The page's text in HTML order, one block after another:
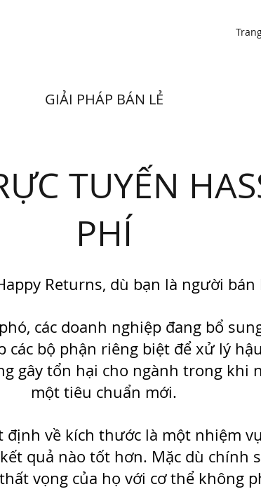
GIẢI PHÁP BÁN LẺ
TUYẾN
PHÍ
Returns, dù bạn là người
các doanh nghiệp đang bổ
các bộ phận riêng biệt để xử lý
gây tổn hại cho ngành trong khi
một tiêu chuẩn mới.
về kích thước là một nhiệm
quả nào tốt hơn. Mặc dù chính
vọng của họ với cơ thể không